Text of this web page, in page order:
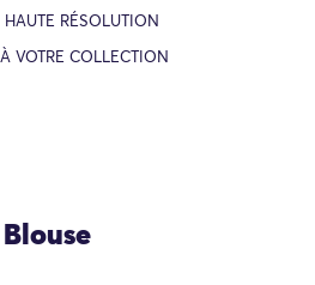
HAUTE RÉSOLUTION
VOTRE COLLECTION
Blouse